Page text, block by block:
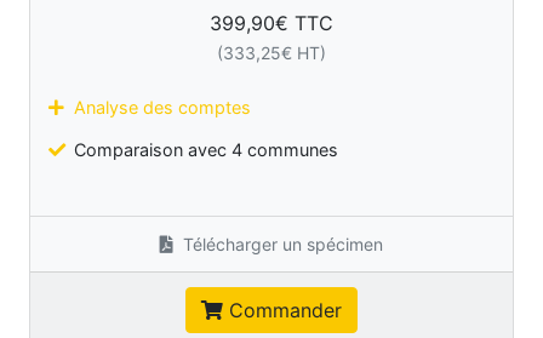
399,90€ TTC
(333,25€ HT)
Analyse des comptes
Comparaison avec 4 communes
Télécharger un spécimen
Commander